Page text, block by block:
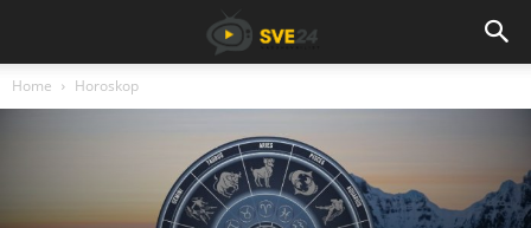
Home Horoskop